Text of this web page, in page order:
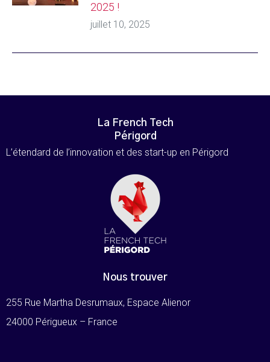
2025 !
juillet 10, 2025
La French Tech
Périgord
L’étendard de l’innovation et des start-up en Périgord
Nous trouver
255 Rue Martha Desrumaux, Espace Alienor
24000 Périgueux – France